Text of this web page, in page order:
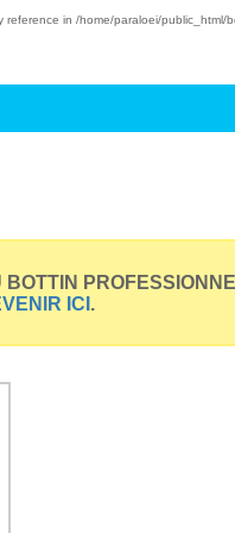
reference in /home/paraloei/public_html/
ICI.